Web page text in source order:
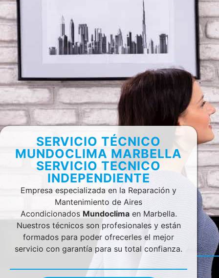
SERVICIO TÉCNICO
MUNDOCLIMA MARBELLA
SERVICIO TECNICO
INDEPENDIENTE
Empresa especializada en la Reparación y
Mantenimiento de Aires
Acondicionados Mundoclimaen Marbella.
Nuestros técnicos son profesionales y están
formados para poder ofrecerles el mejor
servicio con garantía para su total confianza.